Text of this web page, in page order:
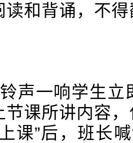
读和背诵，不
声一响学生立
节课所讲内容
课”后，班长